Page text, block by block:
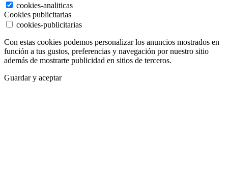
cookies-analiticas
Cookies publicitarias
cookies-publicitarias
Con estas cookies podemos personalizar los anuncios mostrados en
función a tus gustos, preferencias y navegación por nuestro sitio
además de mostrarte publicidad en sitios de terceros.
Guardar y aceptar